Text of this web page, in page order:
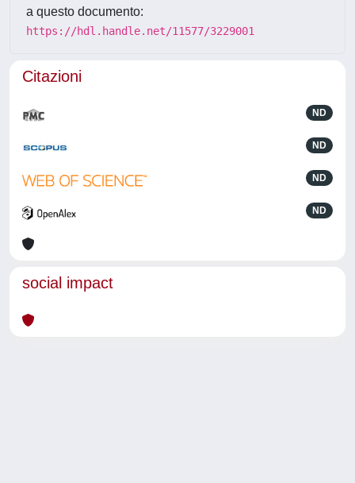
a questo documento:
https://hdl.handle.net/11577/3229001
Citazioni
ND
ND
ND
ND
social impact